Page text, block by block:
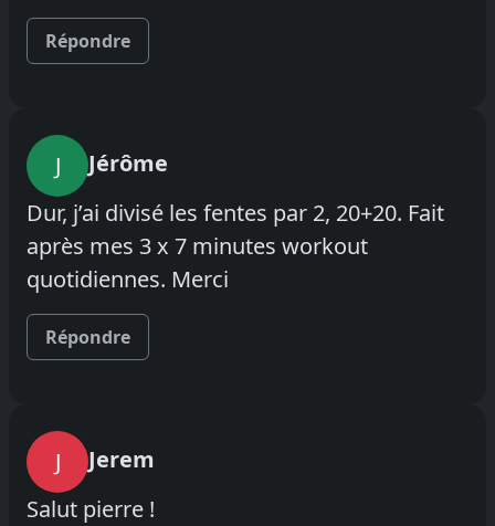
Répondre
J
Jérôme
Dur, j’ai divisé les fentes par 2, 20+20. Fait
après mes 3 x 7 minutes workout
quotidiennes. Merci
Répondre
J
Jerem
Salut pierre !